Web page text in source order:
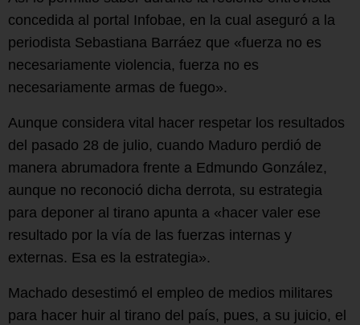
concedida al portal Infobae, en la cual aseguró a la
periodista Sebastiana Barráez que «fuerza no es
necesariamente violencia, fuerza no es
necesariamente armas de fuego».
Aunque considera vital hacer respetar los resultados
del pasado 28 de julio, cuando Maduro perdió de
manera abrumadora frente a Edmundo González,
aunque no reconoció dicha derrota, su estrategia
para deponer al tirano apunta a «hacer valer ese
resultado por la vía de las fuerzas internas y
externas. Esa es la estrategia».
Machado desestimó el empleo de medios militares
para hacer huir al tirano del país, pues, a su juicio, el